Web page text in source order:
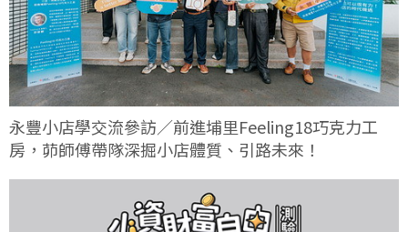
永豐小店學交流參訪／前進埔里Feeling18巧克力工
房，茆師傅帶隊深掘小店體質、引路未來！